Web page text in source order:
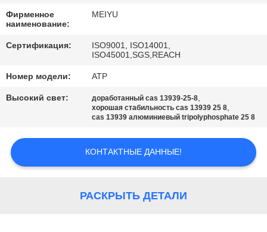
СВЯЖИТЕСЬ
С
НАМИ
ЗАПРОСИТЕ
ЦИТАТУ
КАРТА
САЙТА
Фирменное
наименование:
MEIYU
Сертификация:
ISO9001, ISO14001,
ISO45001,SGS,REACH
Номер модели: ATP
Высокий свет: доработанный cas 13939-25-8,
хорошая стабильность cas 13939 25 8,
cas 13939 алюминиевый tripolyphosphate 25 8
КОНТАКТНЫЕ ДАННЫЕ!
РАСКРЫТЬ ДЕТАЛИ